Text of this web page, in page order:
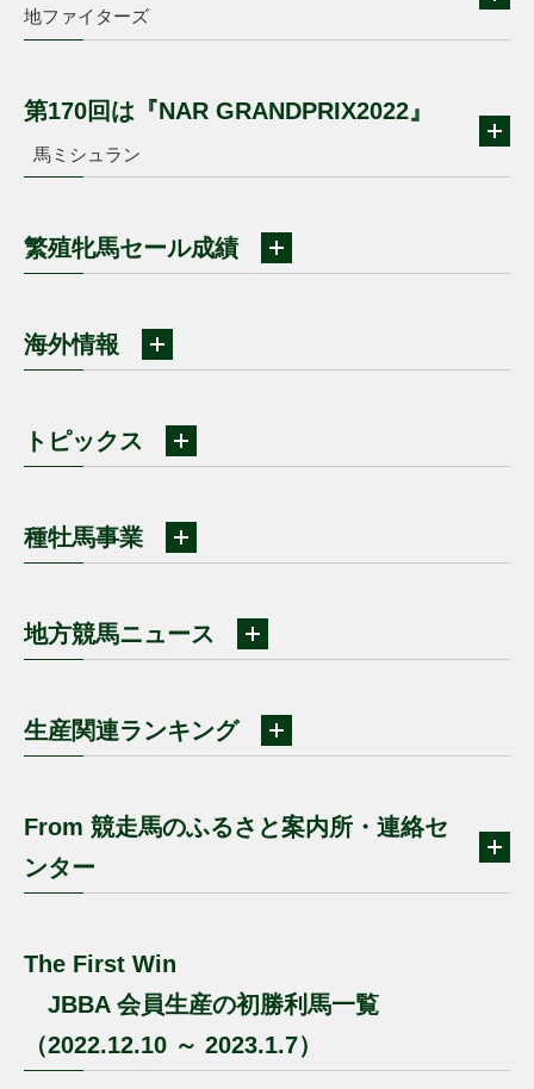
地ファイターズ
第170回は『NAR GRANDPRIX2022』
馬ミシュラン
繁殖牝馬セール成績
海外情報
トピックス
種牡馬事業
地方競馬ニュース
生産関連ランキング
From 競走馬のふるさと案内所・連絡セ
ンター
The First Win
JBBA 会員生産の初勝利馬一覧
（2022.12.10 ～ 2023.1.7）